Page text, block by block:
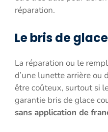
réparation.
Le bris de glace
La réparation ou le
d’une lunette arrière ou
être coûteux, surtout si
garantie bris de glace
sans application de